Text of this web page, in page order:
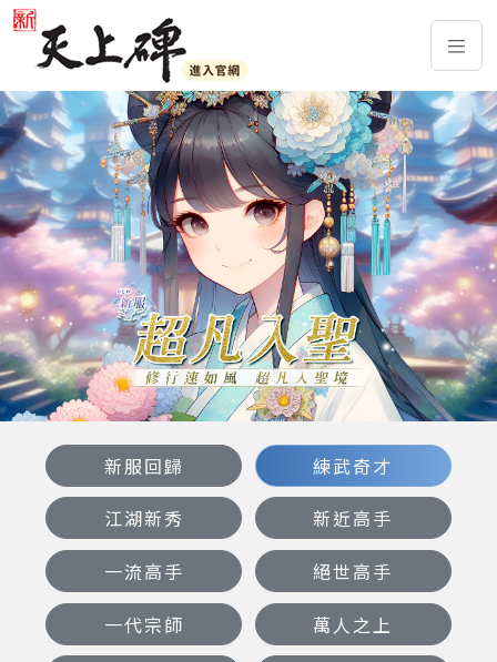
新服回歸
練武奇才
江湖新秀
新近高手
一流高手
絕世高手
一代宗師
萬人之上